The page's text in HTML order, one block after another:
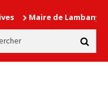
de Lambanyi : Baba